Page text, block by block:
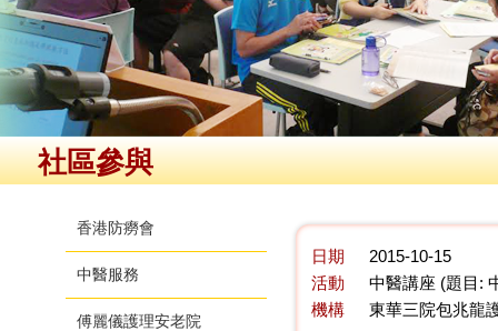
社區參與
香港防癆會
中醫服務
傅麗儀護理安老院
日期
2015-10-15
活動
中醫講座 (題目:
機構
東華三院包兆龍